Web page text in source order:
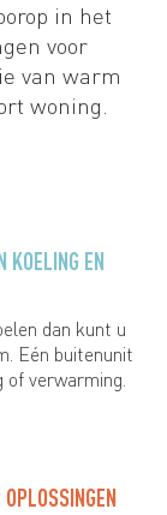
in het
voor
van warm
woning.
KOELING EN
dan kunt u
Eén buitenunit
of verwarming.